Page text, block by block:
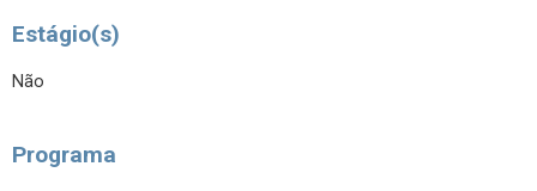
Estágio(s)
Não
Programa